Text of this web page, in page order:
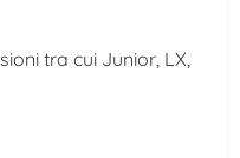
tra cui Junior, LX,